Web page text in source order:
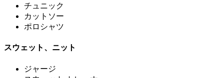
チュニック
カットソー
ポロシャツ
スウェット、ニット
ジャージ